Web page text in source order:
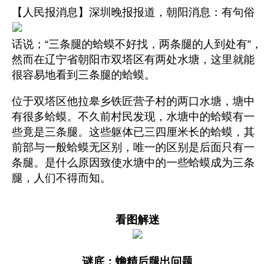
【人民报消息】 深圳晚报报道，朝阳消息：有句俗
话说；“三条腿的蛤蟆不好找，两条腿的人到处有”，
然而在辽宁省朝阳市双塔区有两处水塘，这里就能
很容易地看到三条腿的蛤蟆。
位于双塔区他拉皋乡铁匠营子村的两口水塘，塘中
有很多蛤蟆。不久前村民发现，水塘中的蛤蟆有一
些竟是三条腿。这些躯体已三四厘米长的蛤蟆，其
前部与一般蛤蟆无区别，唯一的区别是后面只有一
条腿。是什么原因致使水塘中的一些蛤蟆成为三条
腿，人们不得而知。
看图解迷
谜底：蟾精后腿出问题